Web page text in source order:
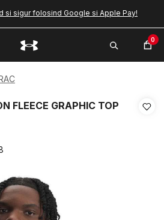
si sigur folosind Google si Apple Pay!
0
FLEECE GRAPHIC TOP